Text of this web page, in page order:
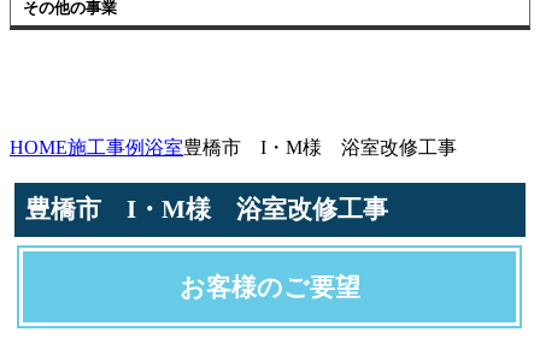
その他の事業
HOME施工事例浴室豊橋市 I・M様 浴室改修工事
豊橋市 I・M様 浴室改修工事
お客様のご要望